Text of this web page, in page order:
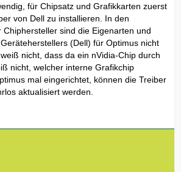
für Chipsatz und Grafikkarten zuerst
von Dell zu installieren. In den
sind die Eigenarten und
(Dell) für Optimus nicht
nicht, dass da ein nVidia-Chip durch
nicht, welcher interne Grafikchip
mal eingerichtet, können die Treiber
aktualisiert werden.